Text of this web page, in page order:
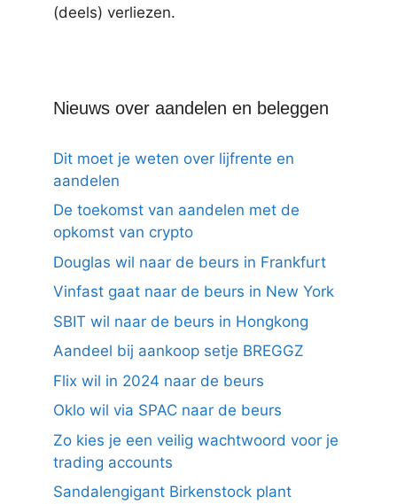
(deels) verliezen.
Nieuws over aandelen en beleggen
Dit moet je weten over lijfrente en
aandelen
De toekomst van aandelen met de
opkomst van crypto
Douglas wil naar de beurs in Frankfurt
Vinfast gaat naar de beurs in New York
SBIT wil naar de beurs in Hongkong
Aandeel bij aankoop setje BREGGZ
Flix wil in 2024 naar de beurs
Oklo wil via SPAC naar de beurs
Zo kies je een veilig wachtwoord voor je
trading accounts
Sandalengigant Birkenstock plant